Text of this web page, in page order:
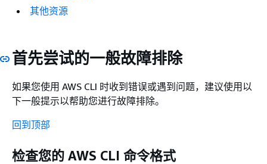
其他资源
首先尝试的一般故障排除
如果您使用 AWS CLI 时收到错误或遇到问题，建议使用以
下一般提示以帮助您进行故障排除。
回到顶部
检查您的 AWS CLI 命令格式